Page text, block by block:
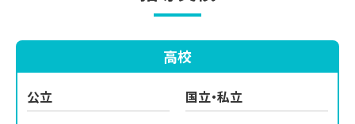
高校
公立 国立・私立